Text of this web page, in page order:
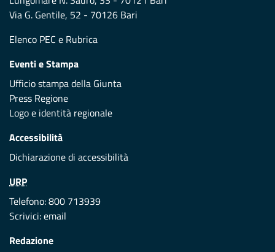
Via G. Gentile, 52 - 70126 Bari
Elenco PEC e Rubrica
Eventi e Stampa
Ufficio stampa della Giunta
Press Regione
Logo e identità regionale
Accessibilità
Dichiarazione di accessibilità
URP
Telefono: 800 713939
Scrivici:email
Redazione